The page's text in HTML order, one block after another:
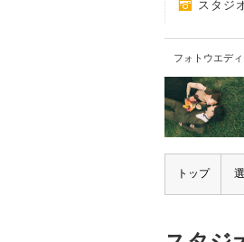
スタジ
フォトウエデ
トップ